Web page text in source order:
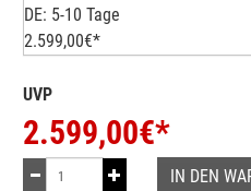
DE: 5-10 Tage
2.599,00€*
UVP
2.599,00€*
IN DEN